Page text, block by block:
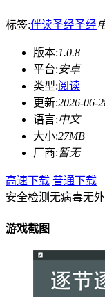
标签:伴读圣经圣经
版本:1.0.8
平台:安卓
类型:阅读
更新:2026-06-
语言:中文
大小:27MB
厂商:暂无
高速下载 普通下载
安全检测无病毒无
游戏截图